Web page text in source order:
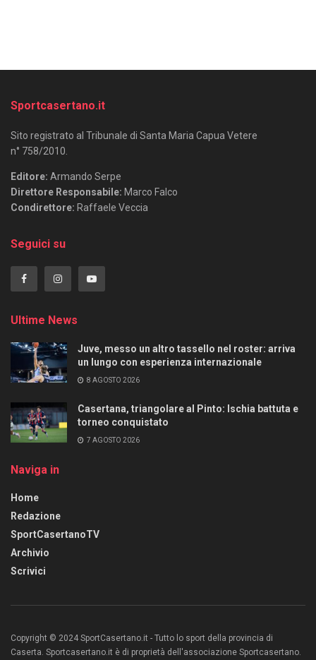
Sportcasertano.it
Sito registrato al Tribunale di Santa Maria Capua Vetere
n° 758/2010.
Editore: Armando Serpe
Direttore Responsabile: Marco Falco
Condirettore: Raffaele Veccia
Seguici su
Ultime News
Juve, messo un altro tassello nel roster: arriva
un lungo con esperienza internazionale
8 AGOSTO 2026
Casertana, triangolare al Pinto: Ischia battuta e
torneo conquistato
7 AGOSTO 2026
Naviga in
Home
Redazione
SportCasertanoTV
Archivio
Scrivici
Copyright © 2024 SportCasertano.it - Tutto lo sport della provincia di
Caserta. Sportcasertano.it è di proprietà dell'associazione Sportcasertano.